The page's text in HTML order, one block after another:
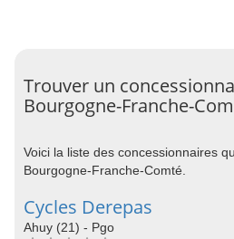
Trouver un
Bourgogne-Franche-
Voici la liste des concessionnaires
Bourgogne-Franche-Comté.
Cycles Derepas
Ahuy (21) - Pgo